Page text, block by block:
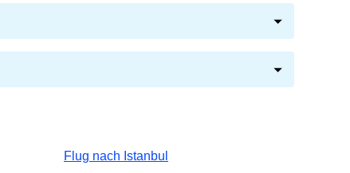
Flug nach Istanbul